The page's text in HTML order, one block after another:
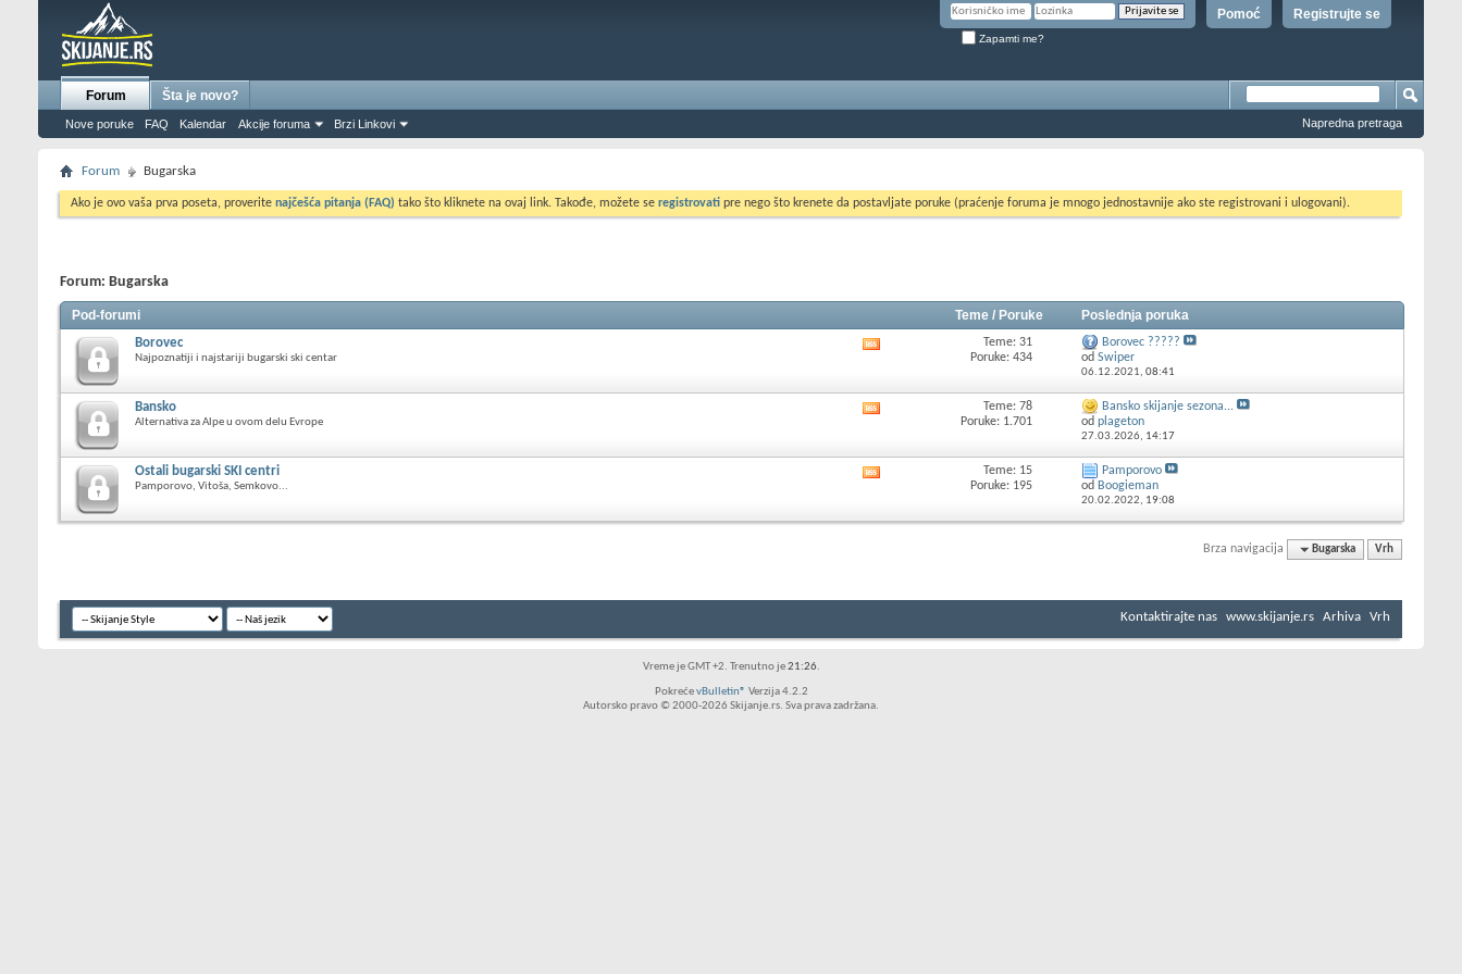
Registrujte se
Pomoć
Zapamti me?
Forum
Nove poruke FAQ Kalendar Akcije foruma Brzi Linkovi
Šta je novo?
Napredna pretraga
Forum Bugarska
Ako je ovo vaša prva poseta, proverite najčešća pitanja (FAQ) tako što kliknete na ovaj link. Takođe, možete se registrovati pre nego što krenete da postavljate poruke (praćenje foruma je mnogo jednostavnije ako ste registrovani i ulogovani).
Forum: Bugarska
Pod-forumi Teme / Poruke Poslednja poruka
Borovec
Najpoznatiji i najstariji bugarski ski centar
ovog
Teme: 31
Poruke: 434
Borovec ?????
od Swiper
06.12.2021, 08:41
Bansko
Alternativa za Alpe u ovom delu Evrope
ovog
Teme: 78
Poruke: 1.701
Bansko skijanje sezona...
od plageton
27.03.2026, 14:17
Ostali bugarski SKI centri
Pamporovo, Vitoša, Semkovo...
ovog
Teme: 15
Poruke: 195
Pamporovo
od Boogieman
20.02.2022, 19:08
Brza navigacija Bugarska Vrh
Kontaktirajte nas www.skijanje.rs Arhiva Vrh
Vreme je GMT +2. Trenutno je21:26.
PokrećevBulletin® Verzija 4.2.2
Autorsko pravo © 2000-2026 Skijanje.rs. Sva prava zadržana.